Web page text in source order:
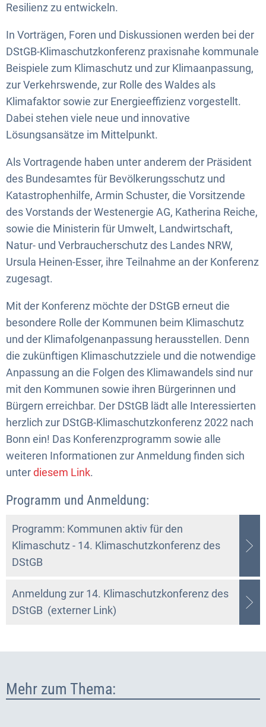
Resilienz zu entwickeln.
In Vorträgen, Foren und Diskussionen werden bei der
DStGB-Klimaschutzkonferenz praxisnahe kommunale
Beispiele zum Klimaschutz und zur Klimaanpassung,
zur Verkehrswende, zur Rolle des Waldes als
Klimafaktor sowie zur Energieeffizienz vorgestellt.
Dabei stehen viele neue und innovative
Lösungsansätze im Mittelpunkt.
Als Vortragende haben unter anderem der Präsident
des Bundesamtes für Bevölkerungsschutz und
Katastrophenhilfe, Armin Schuster, die Vorsitzende
des Vorstands der Westenergie AG, Katherina Reiche,
sowie die Ministerin für Umwelt, Landwirtschaft,
Natur- und Verbraucherschutz des Landes NRW,
Ursula Heinen-Esser, ihre Teilnahme an der Konferenz
zugesagt.
Mit der Konferenz möchte der DStGB erneut die
besondere Rolle der Kommunen beim Klimaschutz
und der Klimafolgenanpassung herausstellen. Denn
die zukünftigen Klimaschutzziele und die notwendige
Anpassung an die Folgen des Klimawandels sind nur
mit den Kommunen sowie ihren Bürgerinnen und
Bürgern erreichbar. Der DStGB lädt alle Interessierten
herzlich zur DStGB-Klimaschutzkonferenz 2022 nach
Bonn ein! Das Konferenzprogramm sowie alle
weiteren Informationen zur Anmeldung finden sich
unterdiesem Link.
Programm und Anmeldung:
Programm: Kommunen aktiv für den
Klimaschutz - 14. Klimaschutzkonferenz des
DStGB
Anmeldung zur 14. Klimaschutzkonferenz des
DStGB (externer Link)
Mehr zum Thema: